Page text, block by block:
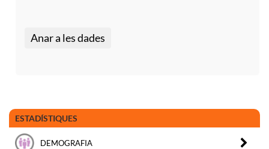
Anar a les dades
ESTADÍSTIQUES
DEMOGRAFIA